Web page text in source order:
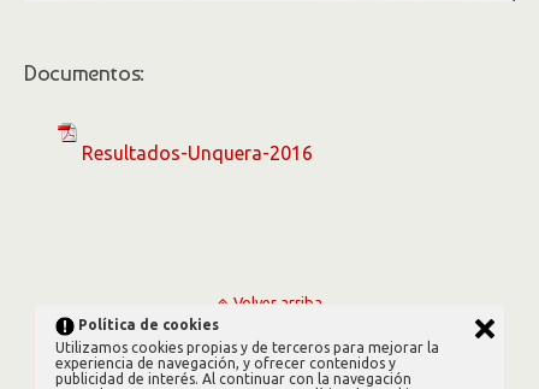
Política de cookies
Utilizamos cookies propias y de terceros para mejorar la
experiencia de navegación, y ofrecer contenidos y
publicidad de interés. Al continuar con la navegación
Documentos:
Resultados-Unquera-2016
Volver arriba
Móvil Escritorio